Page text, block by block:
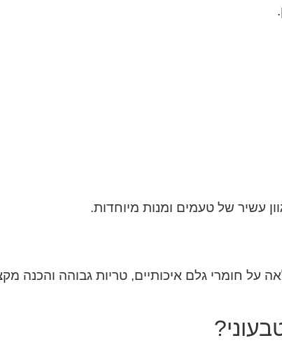
עשיר של טעמים ומנות מיוחדות.
על חומרי גלם איכותיים, טריות גבוהה והכנה